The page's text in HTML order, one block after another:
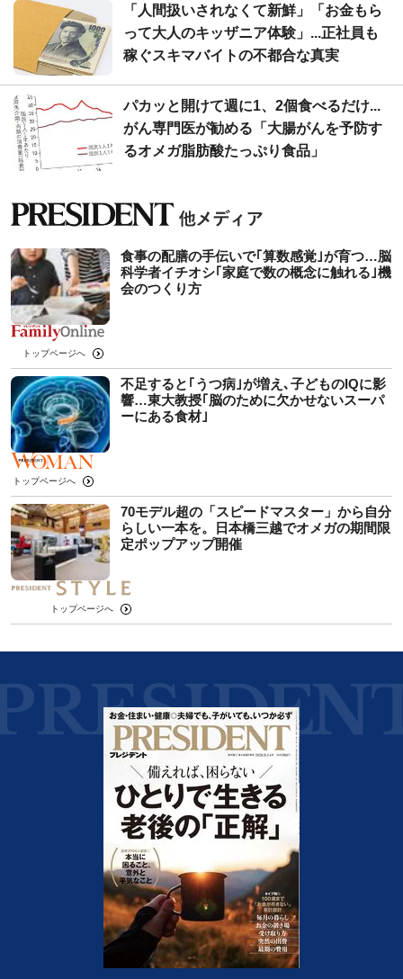
「人間扱いされなくて新鮮」「お金もら
って大人のキッザニア体験」...正社員も
稼ぐスキマバイトの不都合な真実
パカッと開けて週に1、2個食べるだけ...
がん専門医が勧める「大腸がんを予防す
るオメガ脂肪酸たっぷり食品」
食事の配膳の手伝いで｢算数感覚｣が育つ…脳
科学者イチオシ｢家庭で数の概念に触れる｣機
会のつくり方
トップページへ
不足すると｢うつ病｣が増え､子どものIQに影
響…東大教授｢脳のために欠かせないスーパ
ーにある食材｣
トップページへ
70モデル超の「スピードマスター」から自分
らしい一本を。日本橋三越でオメガの期間限
定ポップアップ開催
トップページへ